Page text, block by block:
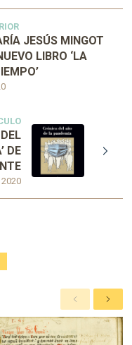
JESÚS MINGOT
LIBRO ‘LA
DE
A
n
e
S
i
g
u